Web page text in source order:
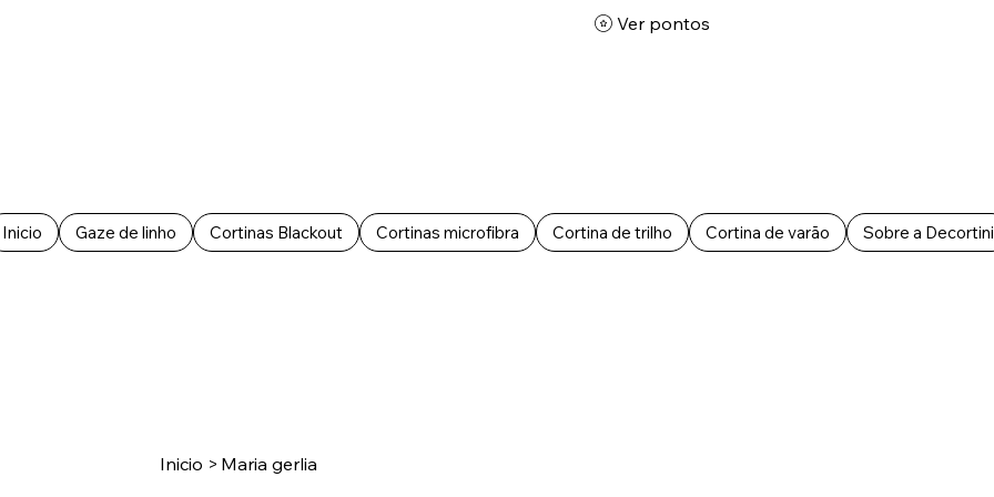
Inicio Gaze de linho Cortinas Blackout Cortinas microfibra Cortina de trilho Cortina de varão Sobre a Decortini
Ver pontos
Inicio > Maria gerlia